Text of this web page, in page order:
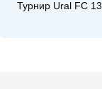
Турнир Ural FC